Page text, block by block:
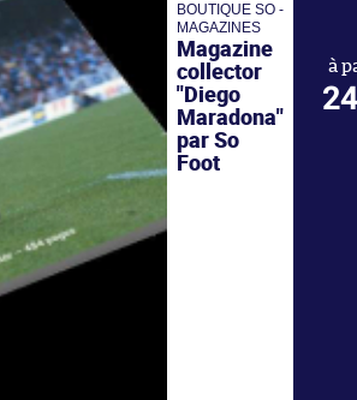
BOUTIQUE SO -
MAGAZINES
Magazine
collector
"Diego
Maradona"
par So
Foot
à